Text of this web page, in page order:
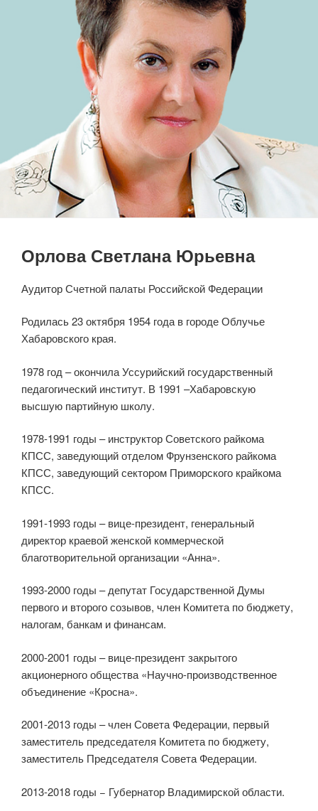
Орлова Светлана Юрьевна
Аудитор Счетной палаты Российской Федерации
Родилась 23 октября 1954 года в городе Облучье
Хабаровского края.
1978 год – окончила Уссурийский государственный
педагогический институт. В 1991 –Хабаровскую
высшую партийную школу.
1978-1991 годы – инструктор Советского райкома
КПСС, заведующий отделом Фрунзенского райкома
КПСС, заведующий сектором Приморского крайкома
КПСС.
1991-1993 годы – вице-президент, генеральный
директор краевой женской коммерческой
благотворительной организации «Анна».
1993-2000 годы – депутат Государственной Думы
первого и второго созывов, член Комитета по бюджету,
налогам, банкам и финансам.
2000-2001 годы – вице-президент закрытого
акционерного общества «Научно-производственное
объединение «Кросна».
2001-2013 годы – член Совета Федерации, первый
заместитель председателя Комитета по бюджету,
заместитель Председателя Совета Федерации.
2013-2018 годы − Губернатор Владимирской области.